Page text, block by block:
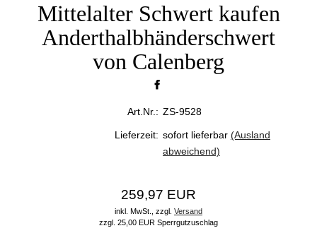
Mittelalter Schwert kaufen
Anderthalbhänderschwert
von Calenberg
Art.Nr.: ZS-9528
Lieferzeit: sofort lieferbar (Ausland
abweichend)
259,97 EUR
inkl. MwSt., zzgl. Versand
zzgl. 25,00 EUR Sperrgutzuschlag